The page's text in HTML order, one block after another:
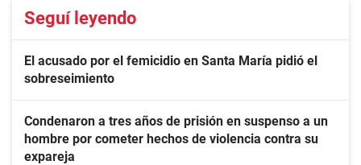
Seguí leyendo
El acusado por el femicidio en Santa María pidió el
sobreseimiento
Condenaron a tres años de prisión en suspenso a un
hombre por cometer hechos de violencia contra su
expareja